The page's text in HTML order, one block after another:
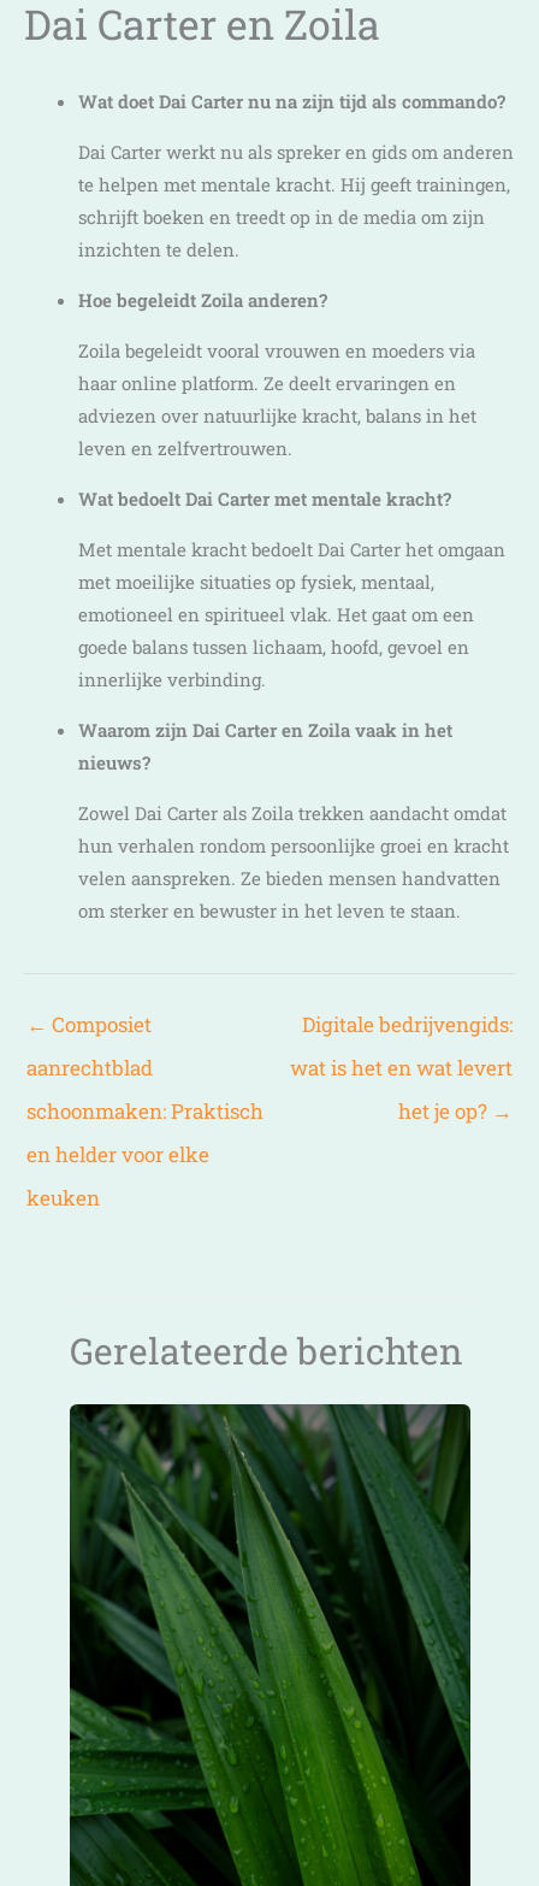
Dai Carter en Zoila
Wat doet Dai Carter nu na zijn tijd als commando?
Dai Carter werkt nu als spreker en gids om anderen
te helpen met mentale kracht. Hij geeft trainingen,
schrijft boeken en treedt op in de media om zijn
inzichten te delen.
Hoe begeleidt Zoila anderen?
Zoila begeleidt vooral vrouwen en moeders via
haar online platform. Ze deelt ervaringen en
adviezen over natuurlijke kracht, balans in het
leven en zelfvertrouwen.
Wat bedoelt Dai Carter met mentale kracht?
Met mentale kracht bedoelt Dai Carter het omgaan
met moeilijke situaties op fysiek, mentaal,
emotioneel en spiritueel vlak. Het gaat om een
goede balans tussen lichaam, hoofd, gevoel en
innerlijke verbinding.
Waarom zijn Dai Carter en Zoila vaak in het
nieuws?
Zowel Dai Carter als Zoila trekken aandacht omdat
hun verhalen rondom persoonlijke groei en kracht
velen aanspreken. Ze bieden mensen handvatten
om sterker en bewuster in het leven te staan.
← Composiet
aanrechtblad
schoonmaken: Praktisch
en helder voor elke
keuken
Digitale bedrijvengids:
wat is het en wat levert
het je op? →
Gerelateerde berichten